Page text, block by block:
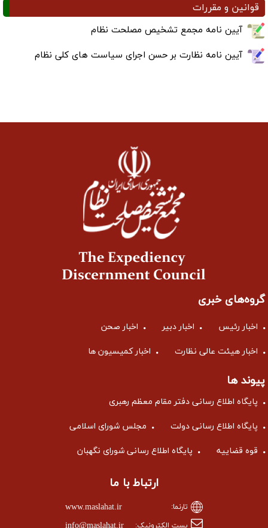
قوانین و مقررات
آیین نامه مجمع تشخیص مصلحت نظام
آیین نامه نظارت بر حسن اجرای سیاست های کلی نظام
گروه‌های خبری
اخبار رئیس اخبار دبیر اخبار صحن
اخبار هیئت عالی نظارت اخبار کمیسیون ها
پیوند ها
پایگاه اطلاع رسانی دفتر مقام معظم رهبری
پایگاه اطلاع رسانی دولت مجلس شورای اسلامی
قوه قضاییه پایگاه اطلاع رسانی شورای نگهبان
ارتباط با ما
تارنما: www.maslahat.ir
پست الکترونیک: info@maslahat.ir